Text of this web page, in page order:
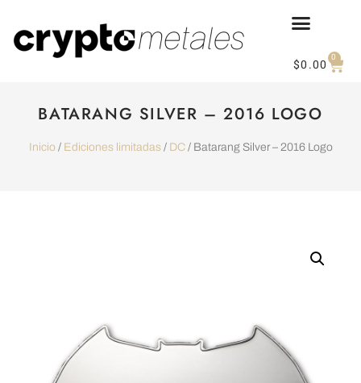
$0.00 0
BATARANG SILVER – 2016 LOGO
Inicio / Ediciones limitadas/ DC/ Batarang Silver – 2016 Logo